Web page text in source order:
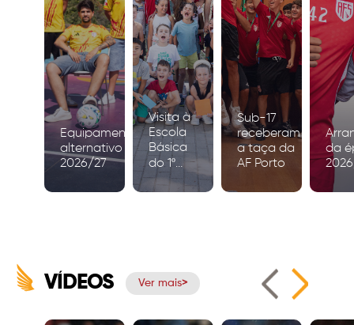
Equipamento
alternativo
2026/27
Visita à
Escola
Básica
do 1º
Ciclo de
Igreja
Sub-17
receberam
a taça da
AF Porto
da
VÍDEOS Ver mais